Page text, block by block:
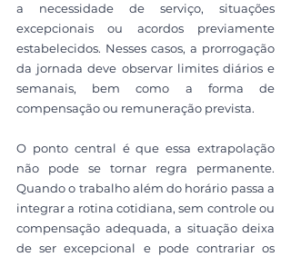
a necessidade de serviço, situações
excepcionais ou acordos previamente
estabelecidos. Nesses casos, a prorrogação
da jornada deve observar limites diários e
semanais, bem como a forma de
compensação ou remuneração prevista.
O ponto central é que essa extrapolação
não pode se tornar regra permanente.
Quando o trabalho além do horário passa a
integrar a rotina cotidiana, sem controle ou
compensação adequada, a situação deixa
de ser excepcional e pode contrariar os